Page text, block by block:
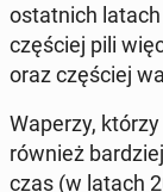
ostat­nich
czę­ściej pili
oraz czę­ściej
Waperzy,
również
czas (w latach